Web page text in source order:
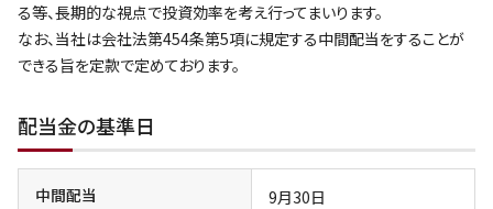
る等、長期的な視点で投資効率を考え行ってまいります。
なお、当社は会社法第454条第5項に規定する中間配当をすることが
できる旨を定款で定めております。
配当金の基準日
中間配当 9月30日